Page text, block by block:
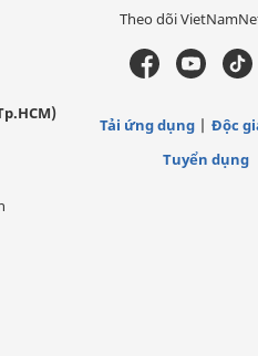
Theo dõi
Tải ứng dụng
Độc
Tuyển dụng